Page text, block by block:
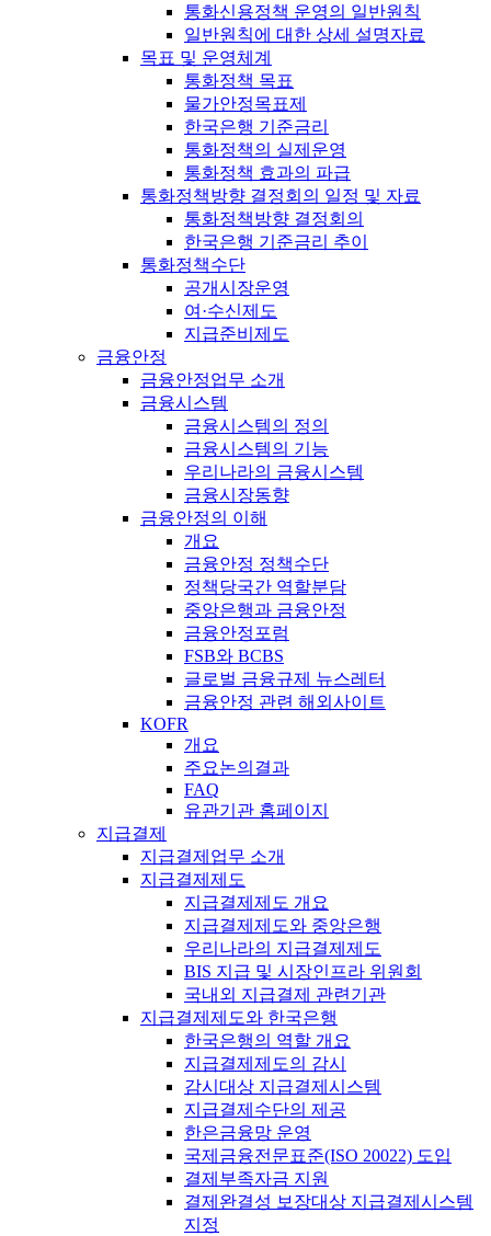
통화신용정책 운영의 일반원칙
일반원칙에 대한 상세 설명자료
목표 및 운영체계
통화정책 목표
물가안정목표제
한국은행 기준금리
통화정책의 실제운영
통화정책 효과의 파급
통화정책방향 결정회의 일정 및 자료
통화정책방향 결정회의
한국은행 기준금리 추이
통화정책수단
공개시장운영
여·수신제도
지급준비제도
금융안정
금융안정업무 소개
금융시스템
금융시스템의 정의
금융시스템의 기능
우리나라의 금융시스템
금융시장동향
금융안정의 이해
개요
금융안정 정책수단
정책당국간 역할분담
중앙은행과 금융안정
금융안정포럼
FSB와 BCBS
글로벌 금융규제 뉴스레터
금융안정 관련 해외사이트
KOFR
개요
주요논의결과
FAQ
유관기관 홈페이지
지급결제
지급결제업무 소개
지급결제제도
지급결제제도 개요
지급결제제도와 중앙은행
우리나라의 지급결제제도
BIS 지급 및 시장인프라 위원회
국내외 지급결제 관련기관
지급결제제도와 한국은행
한국은행의 역할 개요
지급결제제도의 감시
감시대상 지급결제시스템
지급결제수단의 제공
한은금융망 운영
국제금융전문표준(ISO 20022) 도입
결제부족자금 지원
결제완결성 보장대상 지급결제시스템
지정